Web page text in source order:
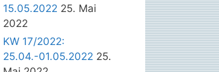
15.05.2022 25. Mai
2022
KW 17/2022:
25.04.-01.05.2022 25.